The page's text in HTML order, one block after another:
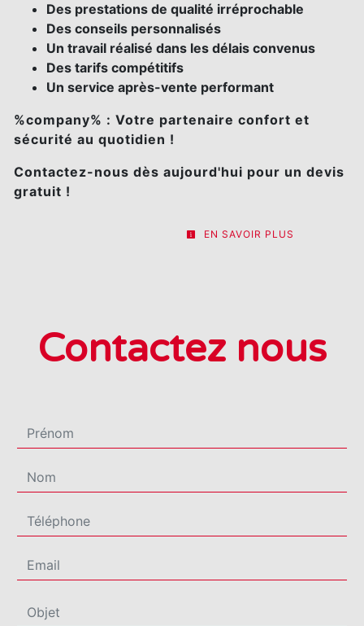
Des prestations de qualité irréprochable
Des conseils personnalisés
Un travail réalisé dans les délais convenus
Des tarifs compétitifs
Un service après-vente performant
%company% : Votre partenaire confort et
sécurité au quotidien !
Contactez-nous dès aujourd'hui pour un devis
gratuit !
EN SAVOIR PLUS
Contactez nous